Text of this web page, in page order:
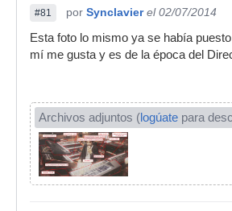
#81 por Synclavier el 02/07/2014
Esta foto lo mismo ya se había
mí me gusta y es de la época del
Archivos adjuntos (logúate para